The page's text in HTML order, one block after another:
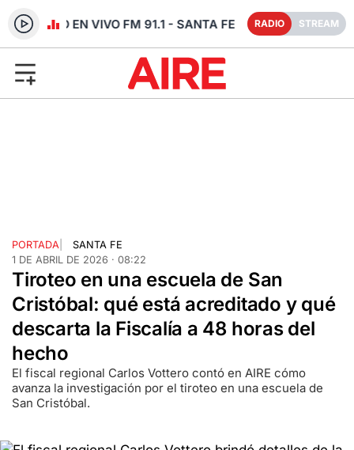
RADIO EN VIVO FM 91.1 - SANTA FE RADIO STREAM
PORTADA
SANTA FE
1 DE ABRIL DE 2026 · 08:22
Tiroteo en una escuela de San
Cristóbal: qué está acreditado y qué
descarta la Fiscalía a 48 horas del
hecho
El fiscal regional Carlos Vottero contó en AIRE cómo
avanza la investigación por el tiroteo en una escuela de
San Cristóbal.